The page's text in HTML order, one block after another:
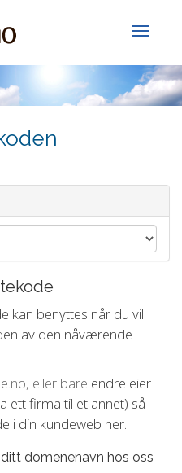
kan benyttes når du vil
av den nåværende
eller bare endre eier
ett firma til et annet) så
i din kundeweb her.
domenenavn hos oss